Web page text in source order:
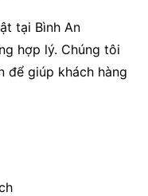
tại Bình An
hợp lý. Chúng tôi
để giúp khách hàng